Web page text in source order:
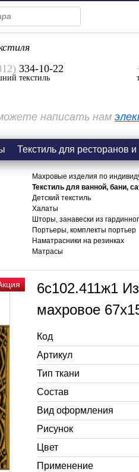
Просмотреть Все
334-10-22
текстиль
написать нам
Текстиль для ресторанов и
Махровые изделия по
Текстиль для ванной, бани,
Детский текстиль
Халаты
Шторы, занавески из
Портьеры, комплекты портьер
Наматрасники на резинках
Матрасы
6с102.411ж1
махровое
Код
Артикул
Тип ткани
Состав
Вид оформления
Рисунок
Цвет
Применение